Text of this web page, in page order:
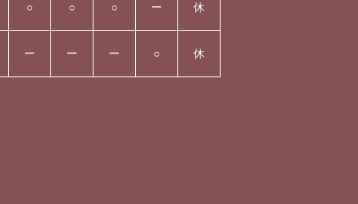
○ ○ ○ ー 休
ー ー ー ○ 休